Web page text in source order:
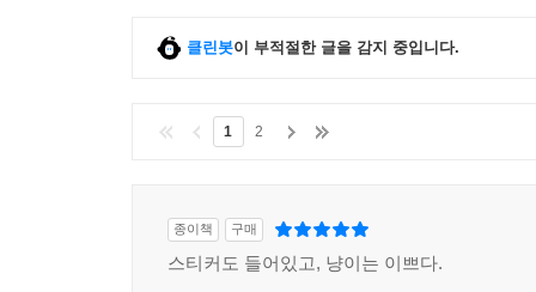
클린봇이 부적절한 글을 감지 중입니다.
1 2
종이책 구매
스티커도 들어있고, 냥이는 이쁘다.